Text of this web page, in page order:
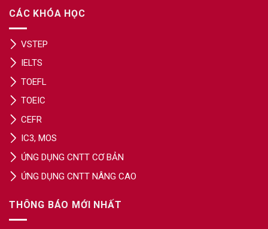
CÁC KHÓA HỌC
VSTEP
ỨNG DỤNG CNTT CƠ BẢN
ỨNG DỤNG CNTT NÂNG CAO
IC3, MOS
IELTS
TOEFL
TOEIC
CEFR
THÔNG BÁO MỚI NHẤT